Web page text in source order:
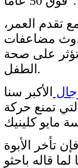
تقدم العمر،
مضاعفات
على صحة
الطفل.
الأكبر سنا
تمنع حركة
تأخر الأبوة
قاله باحثو